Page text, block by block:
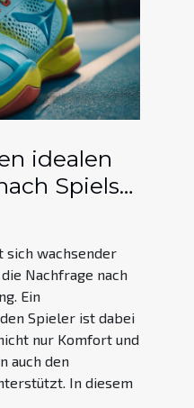
idealen
Spielstil
wachsender
Nachfrage nach
Ein
Spieler ist dabei
nur Komfort und
auch den
In diesem